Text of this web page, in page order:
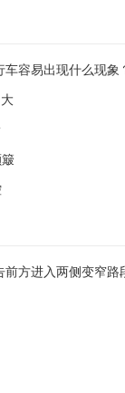
车容易出现什么现象
方进入两侧变窄路